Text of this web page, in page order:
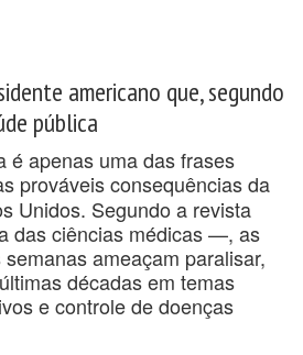
americano que, segundo
pública
é apenas uma das frases
prováveis consequências da
Unidos. Segundo a revista
das ciências médicas —, as
ameaçam paralisar,
décadas em temas
e controle de doenças